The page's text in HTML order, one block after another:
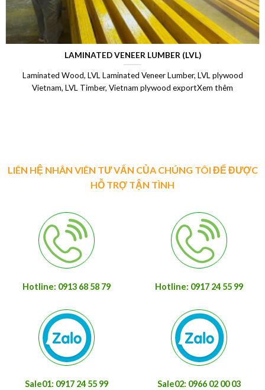
LAMINATED VENEER LUMBER (LVL)
Laminated Wood, LVL Laminated Veneer Lumber, LVL plywood
Vietnam, LVL Timber, Vietnam plywood exportXem thêm
LIÊN HỆ NHÂN VIÊN TƯ VẤN CỦA CHÚNG TÔI ĐỂ ĐƯỢC
HỖ TRỢ TẬN TÌNH
Hotline: 0913 68 58 79 Hotline: 0917 24 55 99
Sale01: 0917 24 55 99 Sale02: 0966 02 00 03